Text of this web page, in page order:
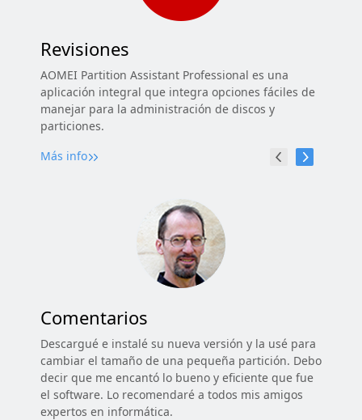
Revisiones
AOMEI Partition Assistant Professional es una
aplicación integral que integra opciones fáciles de
manejar para la administración de discos y
particiones.
Más info
Comentarios
Descargué e instalé su nueva versión y la usé para
cambiar el tamaño de una pequeña partición. Debo
decir que me encantó lo bueno y eficiente que fue
el software. Lo recomendaré a todos mis amigos
expertos en informática.